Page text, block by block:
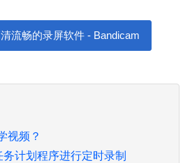
流畅的录屏软件 - Bandicam
视频？
计划程序进行定时录制